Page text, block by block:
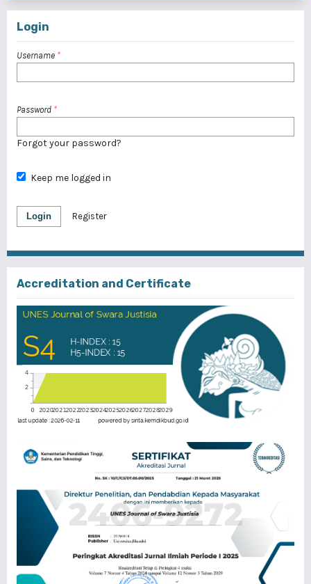
Login
Username *
Password *
Forgot your password?
Keep me logged in
Login Register
Accreditation and Certificate